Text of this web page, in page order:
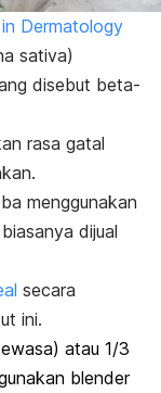
Dermatology
sativa)
disebut beta-
rasa gatal
menggunakan
dijual
secara
ini.
atau 1/3
blender